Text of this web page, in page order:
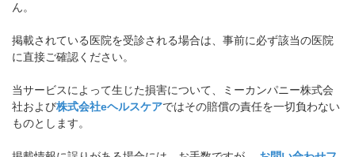
ん。
掲載されている医院を受診される場合は、事前に必ず該当の医院
に直接ご確認ください。
当サービスによって生じた損害について、ミーカンパニー株式会
社および株式会社eヘルスケアではその賠償の責任を一切負わない
ものとします。